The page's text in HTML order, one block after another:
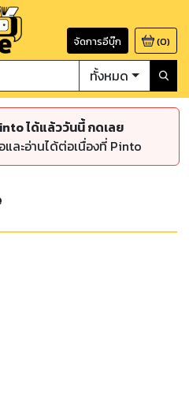
จัดการอีบุ๊ก (0)
ทั้งหมด
ได้แล้ววันนี้ กดเลย
ละอ่านได้ต่อเนื่องที่ Pinto